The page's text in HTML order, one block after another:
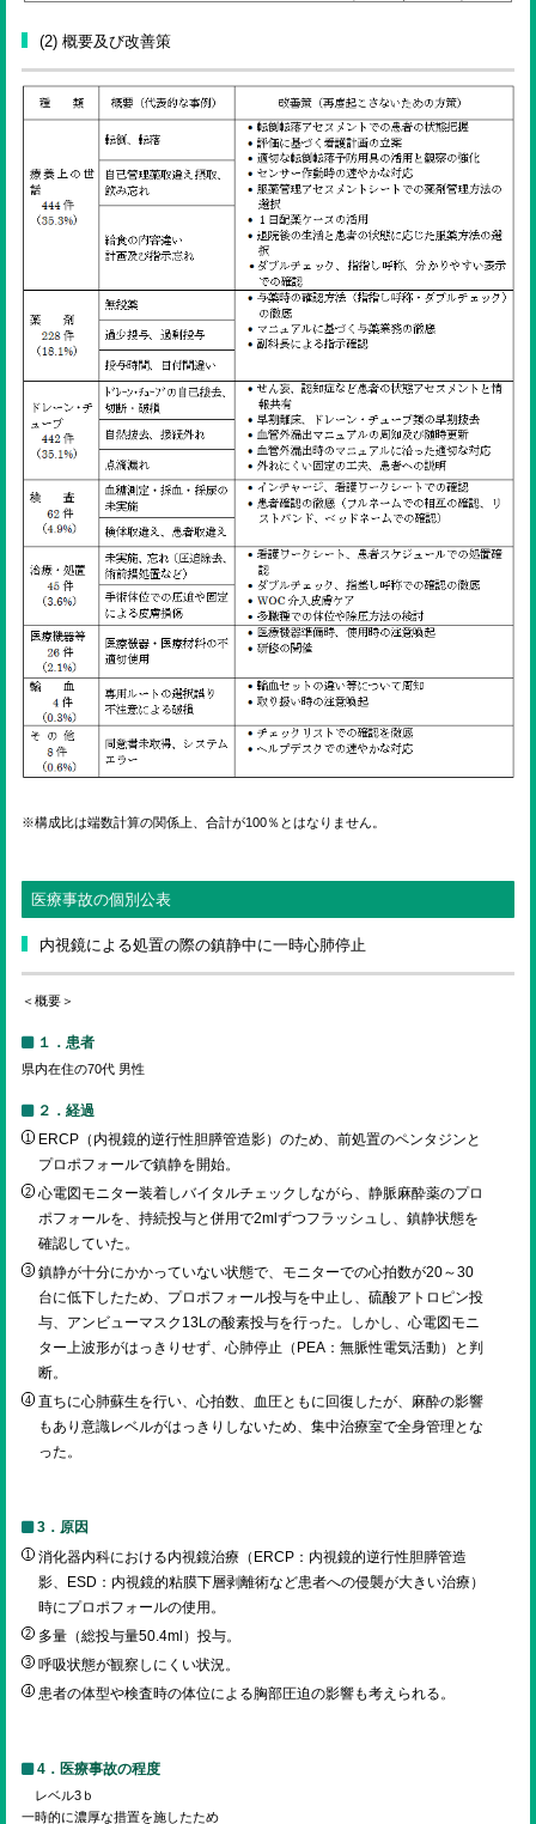
(2) 概要及び改善策
※構成比は端数計算の関係上、合計が100％とはなりません。
医療事故の個別公表
内視鏡による処置の際の鎮静中に一時心肺停止
＜概要＞
１．患者
県内在住の70代 男性
２．経過
ERCP（内視鏡的逆行性胆膵管造影）のため、前処置のペンタジンと
プロポフォールで鎮静を開始。
心電図モニター装着しバイタルチェックしながら、静脈麻酔薬のプロ
ポフォールを、持続投与と併用で2mlずつフラッシュし、鎮静状態を
確認していた。
鎮静が十分にかかっていない状態で、モニターでの心拍数が20～30
台に低下したため、プロポフォール投与を中止し、硫酸アトロピン投
与、アンビューマスク13Lの酸素投与を行った。しかし、心電図モニ
ター上波形がはっきりせず、心肺停止（PEA：無脈性電気活動）と判
断。
直ちに心肺蘇生を行い、心拍数、血圧ともに回復したが、麻酔の影響
もあり意識レベルがはっきりしないため、集中治療室で全身管理とな
った。
3．原因
消化器内科における内視鏡治療（ERCP：内視鏡的逆行性胆膵管造
影、ESD：内視鏡的粘膜下層剥離術など患者への侵襲が大きい治療）
時にプロポフォールの使用。
多量（総投与量50.4ml）投与。
呼吸状態が観察しにくい状況。
患者の体型や検査時の体位による胸部圧迫の影響も考えられる。
4．医療事故の程度
レベル3ｂ
一時的に濃厚な措置を施したため